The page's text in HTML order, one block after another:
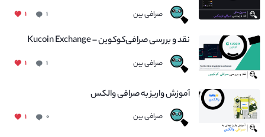
صرافی بین ۱ ۱
نقد و بررسی صرافی‌کوکوین – Kucoin Exchange
صرافی بین ۱ ۱
آموزش واریز به صرافی والکس
صرافی بین ۰ ۱